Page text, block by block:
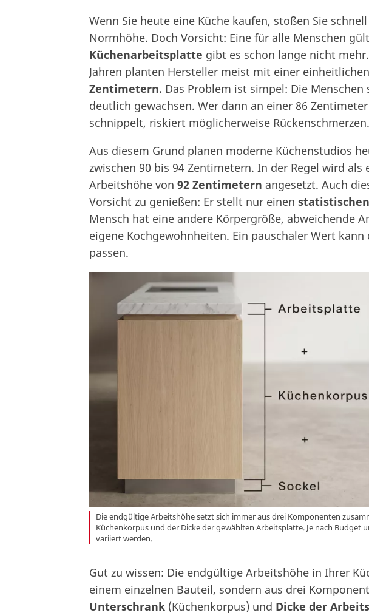
Wenn Sie heute eine Küche kaufen, stoßen Sie
Normhöhe. Doch Vorsicht: Eine für alle Menschen
Küchenarbeitsplatte gibt es schon lange nicht
Jahren planten Hersteller meist mit einer
Zentimetern. Das Problem ist simpel: Die
deutlich gewachsen. Wer dann an einer 86
schnippelt, riskiert möglicherweise Rückenschmerzen.
Aus diesem Grund planen moderne Küchenstudios
zwischen 90 bis 94 Zentimetern. In der Regel wird als
Arbeitshöhe von 92 Zentimetern angesetzt. Auch
Vorsicht zu genießen: Er stellt nur einen
Mensch hat eine andere Körpergröße, abweichende
eigene Kochgewohnheiten. Ein pauschaler Wert
passen.
Die endgültige Arbeitshöhe setzt sich immer aus drei Komponenten
Küchenkorpus und der Dicke der gewählten Arbeitsplatte. Je nach Budget
variiert werden.
Gut zu wissen: Die endgültige Arbeitshöhe in Ihrer
einem einzelnen Bauteil, sondern aus drei
Unterschrank (Küchenkorpus) und Dicke der